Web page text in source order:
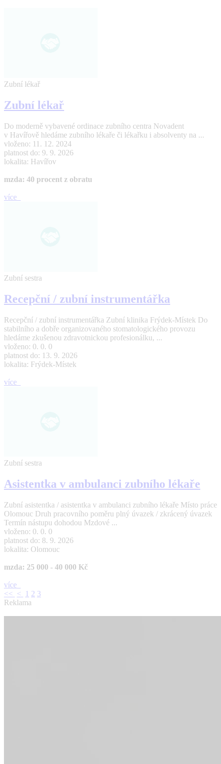
Zubní lékař
Zubní lékař
Do moderně vybavené ordinace zubního centra Novadent
v Havířově hledáme zubního lékaře či lékařku i absolventy na ...
vloženo: 11. 12. 2024
platnost do: 9. 9. 2026
lokalita: Havířov
mzda: 40 procent z obratu
více
Zubní sestra
Recepční / zubní instrumentářka
Recepční / zubní instrumentářka Zubní klinika Frýdek-Místek Do
stabilního a dobře organizovaného stomatologického provozu
hledáme zkušenou zdravotnickou profesionálku, ...
vloženo: 0. 0. 0
platnost do: 13. 9. 2026
lokalita: Frýdek-Místek
více
Zubní sestra
Asistentka v ambulanci zubního lékaře
Zubní asistentka / asistentka v ambulanci zubního lékaře Místo práce
Olomouc Druh pracovního poměru plný úvazek / zkrácený úvazek
Termín nástupu dohodou Mzdové ...
vloženo: 0. 0. 0
platnost do: 8. 9. 2026
lokalita: Olomouc
mzda: 25 000 - 40 000 Kč
více
<< < 1 2 3
Reklama